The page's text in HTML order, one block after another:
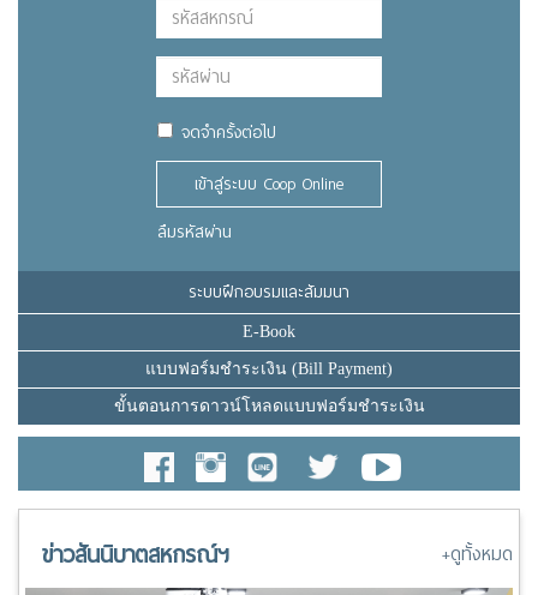
จดจำครั้งต่อไป
เข้าสู่ระบบ Coop Online
ลืมรหัสผ่าน
ระบบฝึกอบรมและสัมมนา
E-Book
แบบฟอร์มชำระเงิน (Bill Payment)
ขั้นตอนการดาวน์โหลดแบบฟอร์มชำระเงิน
ข่าวสันนิบาตสหกรณ์ฯ +ดูทั้งหมด